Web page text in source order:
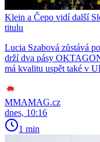
Klein a Čepo vidí další
titulu
Lucia Szabová zůstává
drží dva pásy
má kvalitu uspět také v
MMAMAG.cz
dnes, 10:16
1 min